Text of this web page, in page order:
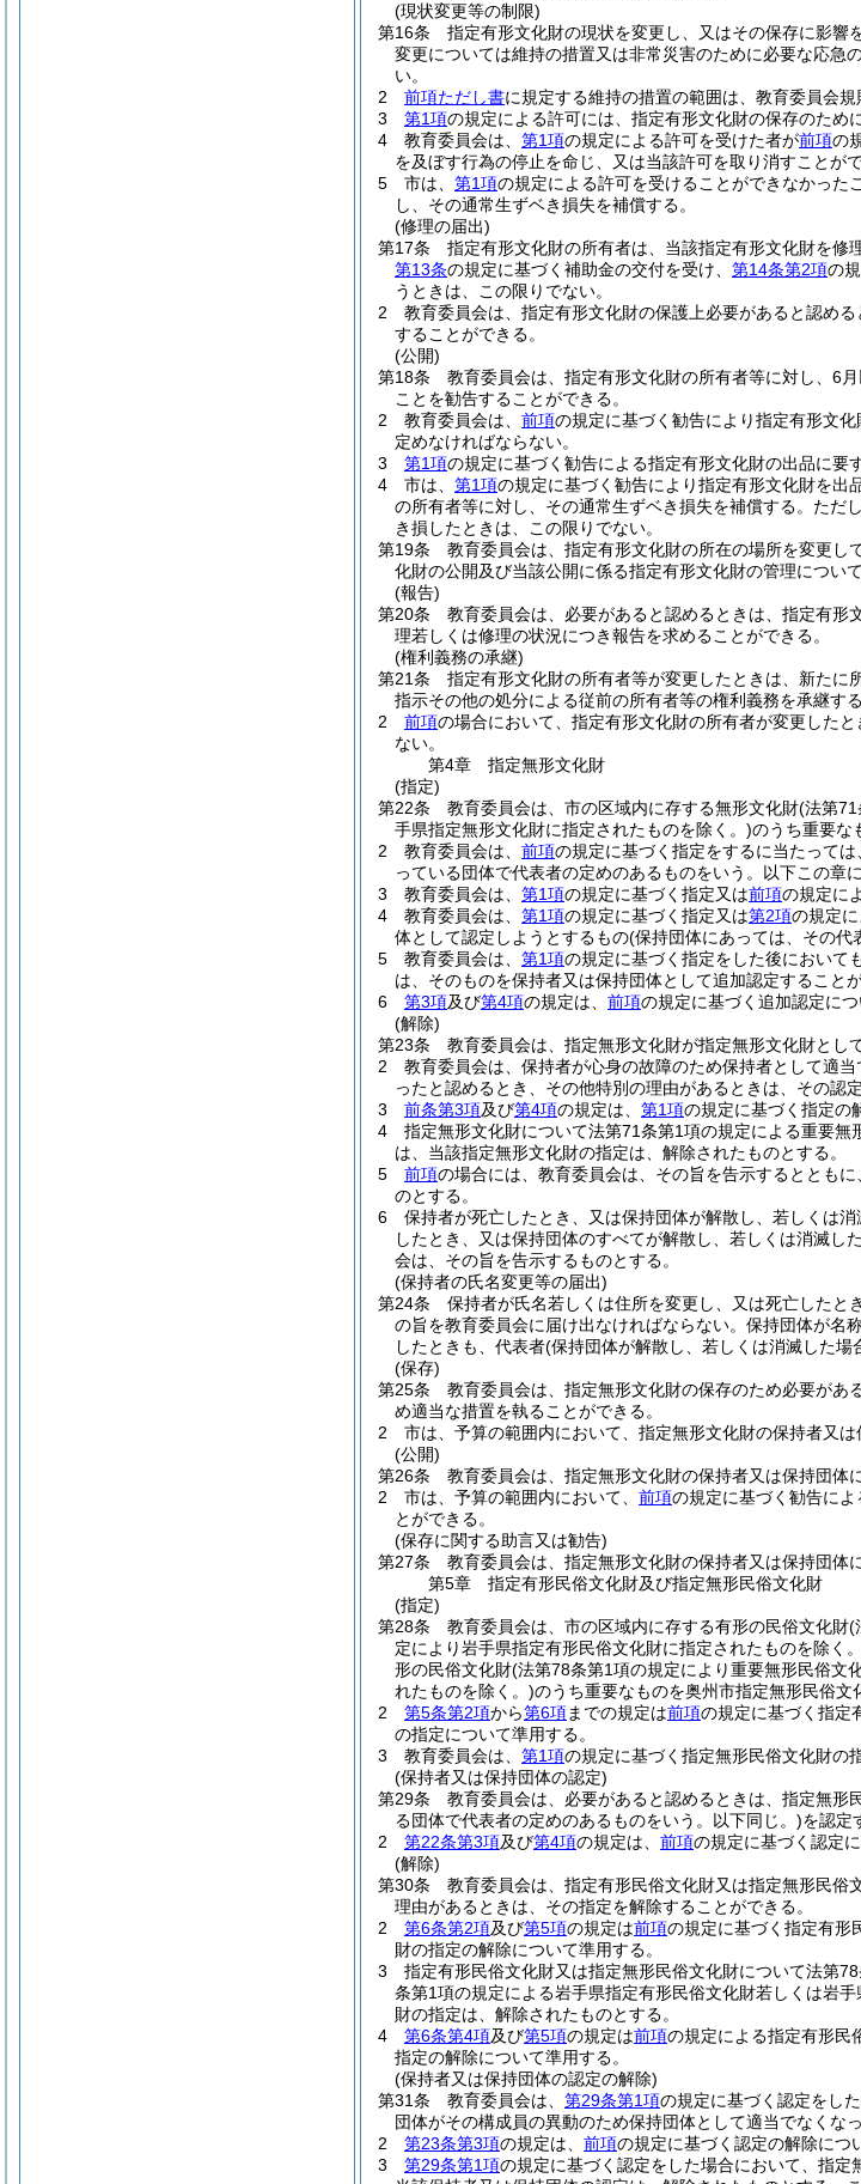
(現状変更等の制限)
第16条
指定有形文化財の現状を変更し、又はその保存に影響
変更については維持の措置又は非常災害のために必要な応急
い。
2
前項ただし書に規定する維持の措置の範囲は、教育委員会規
3
第1項の規定による許可には、指定有形文化財の保存のため
4
教育委員会は、 第1項の規定による許可を受けた者が前項の
を及ぼす行為の停止を命じ、又は当該許可を取り消すことがで
5
市は、 第1項の規定による許可を受けることができなかった
し、その通常生ずベき損失を補償する。
(修理の届出)
第17条
指定有形文化財の所有者は、当該指定有形文化財を修
第13条の規定に基づく補助金の交付を受け、 第14条第2項の
うときは、この限りでない。
2
教育委員会は、指定有形文化財の保護上必要があると認める
することができる。
(公開)
第18条
教育委員会は、指定有形文化財の所有者等に対し、6
ことを勧告することができる。
2
教育委員会は、 前項の規定に基づく勧告により指定有形文
定めなければならない。
3
第1項の規定に基づく勧告による指定有形文化財の出品に要
4
市は、 第1項の規定に基づく勧告により指定有形文化財を出
の所有者等に対し、その通常生ずベき損失を補償する。 ただ
き損したときは、この限りでない。
第19条
教育委員会は、指定有形文化財の所在の場所を変更し
化財の公開及び当該公開に係る指定有形文化財の管理につい
(報告)
第20条
教育委員会は、必要があると認めるときは、指定有形
理若しくは修理の状況につき報告を求めることができる。
(権利義務の承継)
第21条
指定有形文化財の所有者等が変更したときは、新たに
指示その他の処分による従前の所有者等の権利義務を承継する
2
前項の場合において、指定有形文化財の所有者が変更した
ない。
第4章
指定無形文化財
(指定)
第22条
教育委員会は、市の区域内に存する無形文化財(法第71
手県指定無形文化財に指定されたものを除く。)のうち重要な
2
教育委員会は、 前項の規定に基づく指定をするに当たって
っている団体で代表者の定めのあるものをいう。以下この章
3
教育委員会は、 第1項の規定に基づく指定又は前項の規定に
4
教育委員会は、 第1項の規定に基づく指定又は第2項の規定
体として認定しようとするもの(保持団体にあっては、その代
5
教育委員会は、 第1項の規定に基づく指定をした後において
は、そのものを保持者又は保持団体として追加認定することが
6
第3項及び第4項の規定は、 前項の規定に基づく追加認定につ
(解除)
第23条
教育委員会は、指定無形文化財が指定無形文化財とし
2
教育委員会は、保持者が心身の故障のため保持者として適
ったと認めるとき、その他特別の理由があるときは、その認
3
前条第3項及び第4項の規定は、 第1項の規定に基づく指定の
4
指定無形文化財について法第71条第1項の規定による重要
は、当該指定無形文化財の指定は、解除されたものとする。
5
前項の場合には、教育委員会は、その旨を告示するととも
のとする。
6
保持者が死亡したとき、又は保持団体が解散し、若しくは
したとき、又は保持団体のすべてが解散し、若しくは消滅し
会は、その旨を告示するものとする。
(保持者の氏名変更等の届出)
第24条
保持者が氏名若しくは住所を変更し、又は死亡した
の旨を教育委員会に届け出なければならない。 保持団体が名
したときも、代表者(保持団体が解散し、若しくは消滅した
(保存)
第25条
教育委員会は、指定無形文化財の保存のため必要が
め適当な措置を執ることができる。
2
市は、予算の範囲内において、指定無形文化財の保持者又
(公開)
第26条
教育委員会は、指定無形文化財の保持者又は保持団体
2
市は、予算の範囲内において、 前項の規定に基づく勧告に
とができる。
(保存に関する助言又は勧告)
第27条
教育委員会は、指定無形文化財の保持者又は保持団体
第5章
指定有形民俗文化財及び指定無形民俗文化財
(指定)
第28条
教育委員会は、市の区域内に存する有形の民俗文化財(
定により岩手県指定有形民俗文化財に指定されたものを除く
形の民俗文化財(法第78条第1項の規定により重要無形民俗文
れたものを除く。)のうち重要なものを奥州市指定無形民俗文
2
第5条第2項から第6項までの規定は前項の規定に基づく指定
の指定について準用する。
3
教育委員会は、 第1項の規定に基づく指定無形民俗文化財の
(保持者又は保持団体の認定)
第29条
教育委員会は、必要があると認めるときは、指定無形
る団体で代表者の定めのあるものをいう。以下同じ。)を認定
2
第22条第3項及び第4項の規定は、 前項の規定に基づく認定
(解除)
第30条
教育委員会は、指定有形民俗文化財又は指定無形民
理由があるときは、その指定を解除することができる。
2
第6条第2項及び第5項の規定は前項の規定に基づく指定有形
財の指定の解除について準用する。
3
指定有形民俗文化財又は指定無形民俗文化財について法第
条第1項の規定による岩手県指定有形民俗文化財若しくは岩
財の指定は、解除されたものとする。
4
第6条第4項及び第5項の規定は前項の規定による指定有形民
指定の解除について準用する。
(保持者又は保持団体の認定の解除)
第31条
教育委員会は、 第29条第1項の規定に基づく認定をし
団体がその構成員の異動のため保持団体として適当でなくな
2
第23条第3項の規定は、 前項の規定に基づく認定の解除につ
3
第29条第1項の規定に基づく認定をした場合において、指定